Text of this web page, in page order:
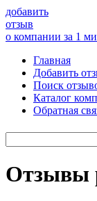
добавить
отзыв
о компании за 1
Главная
Добавить
Поиск
Каталог
Обратная
Отзывы